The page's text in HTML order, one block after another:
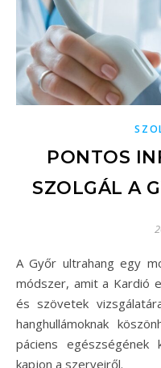
PONTOS
SZOLGÁL A
A Győr ultrahang egy modern, biztonságos és hatékony
módszer, amit a Kardió
és szövetek
hanghullámoknak
páciens
kapjon a szerveiről.